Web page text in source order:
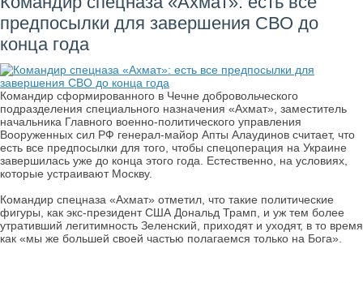
предпосылки для завершения СВО до
конца года
Командир сформированного в Чечне добровольческого
подразделения специального назначения «Ахмат», заместитель
начальника Главного военно-политического управления
Вооруженных сил РФ генерал-майор Апты Алаудинов считает, что
есть все предпосылки для того, чтобы спецоперация на Украине
завершилась уже до конца этого года. Естественно, на условиях,
которые устраивают Москву.
Командир спецназа «Ахмат» отметил, что такие политические
фигуры, как экс-президент США Дональд Трамп, и уж тем более
утративший легитимность Зеленский, приходят и уходят, в то время
как «мы же большей своей частью полагаемся только на Бога».